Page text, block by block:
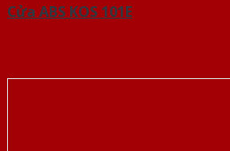
Cửa ABS KOS 101E